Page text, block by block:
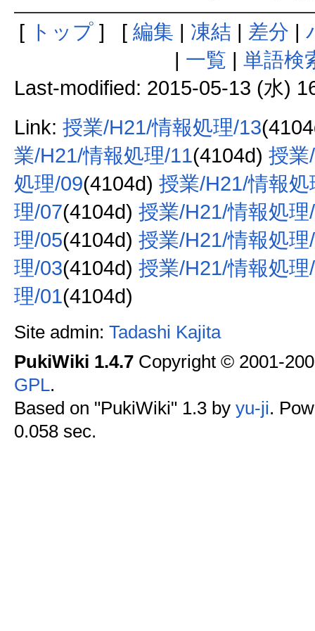
[ トップ] [ 編集 | 凍結 | 差分 |
| 一覧 | 単語検
Last-modified: 2015-05-13 (水)
Link: 授業/H21/情報処理/13
業/H21/情報処理/11(4104d) 授業
処理/09(4104d) 授業/H21/情報処
理/07(4104d) 授業/H21/情報処理
理/05(4104d) 授業/H21/情報処理
理/03(4104d) 授業/H21/情報処理
理/01(4104d)
Site admin: Tadashi Kajita
PukiWiki 1.4.7Copyright © 2001-
GPL .
Based on "PukiWiki" 1.3 by yu-ji.
0.058 sec.